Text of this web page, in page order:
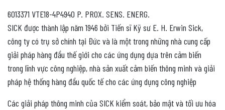
6013371 VTE18-4P4940 P. PROX. SENS. ENERG.
SICK được thành lập năm 1946 bởi Tiến sĩ Kỹ sư E. H. Erwin Sick,
công ty có trụ sở chính tại Đức và là một trong những nhà cung cấp
giải pháp hàng đầu thế giới cho các ứng dụng dựa trên cảm biến
trong lĩnh vực công nghiệp, nhà sản xuất cảm biến thông minh và giải
pháp hệ thống hàng đầu quốc tế cho các ứng dụng công nghiệp
Các giải pháp thông minh của SICK kiểm soát, bảo mật và tối ưu hóa